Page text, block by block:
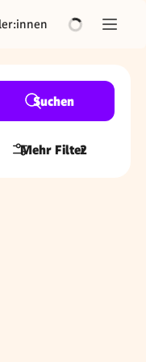
Suchen
Mehr Filter
2